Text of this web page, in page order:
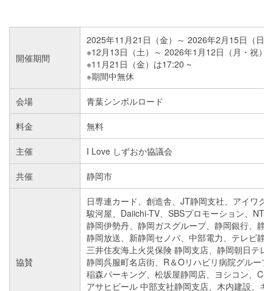
開催期間
2025年11月21日（金）～ 2026年2月15日（日
※12月13日（土）～ 2026年1月12日（月・祝）
※11月21日（金）は17:20 ~
※期間中無休
会場 青葉シンボルロード
料金 無料
主催 I Love しずおか協議会
共催 静岡市
協賛
日専連カード、創造舎、JT静岡支社、アイワグ
駿河屋、Daiichi-TV、SBSプロモーション、
静岡伊勢丹、静岡ガスグループ、静岡銀行、静
静岡放送、新静岡セノバ、中部電力、テレビ静
三井住友海上火災保険 静岡支店、静岡朝日テレ
静岡呉服町名店街、R＆Oリハビリ病院グルー
稲森パーキング、松坂屋静岡店、ヨシコン、
アサヒビール 中部支社静岡支店、木内建設、キ